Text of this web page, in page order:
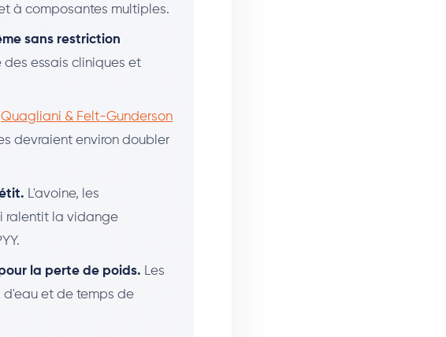
à composantes multiples.
sans restriction
essais cliniques et
Quagliani & Felt-Gunderson
devraient environ doubler
L'avoine, les
ralentit la vidange
la perte de poids. Les
d'eau et de temps de